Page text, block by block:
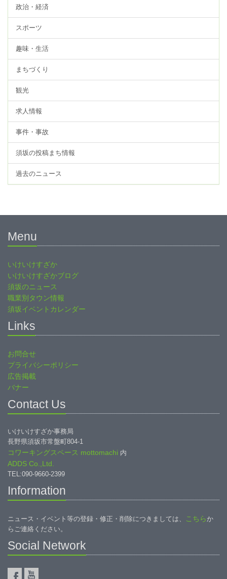
政治・経済
スポーツ
趣味・生活
まちづくり
観光
求人情報
事件・事故
須坂の投稿まち情報
過去のニュース
Menu
いけいけすざか
いけいけすざかブログ
須坂のニュース
職業別タウン情報
須坂イベントカレンダー
Links
お問合せ
プライバシーポリシー
広告掲載
バナー
Contact Us
いけいけすざか事務局
長野県須坂市常盤町804-1
コワーキングスペース mottomachi 内
ADDS Co.,Ltd.
TEL:090-9660-2399
Information
ニュース・イベント等の登録・修正・削除につきましては、 こちらか
らご連絡ください。
Social Network